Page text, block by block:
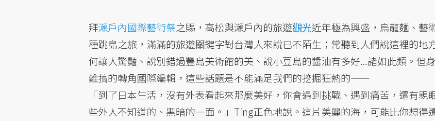
拜瀨戶內國際藝術祭之賜，高松與瀨戶內的旅遊觀光近年極為興盛，烏龍麵、藝
種跳島之旅，滿滿的旅遊關鍵字對台灣人來說已不陌生；常聽到人們說這裡的地
何讓人驚豔、說別錯過豐島美術館的美、說小豆島的醬油有多好...諸如此類。但
難搞的轉角國際編輯，這些話題是不能滿足我們的挖掘狂熱的——
「到了日本生活，沒有外表看起來那麼美好，你會遇到挑戰、遇到痛苦，還有親
些外人不知道的、黑暗的一面。」Ting正色地說。這片美麗的海，可能比你想得